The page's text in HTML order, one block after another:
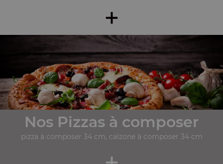
+
Nos Pizzas à composer
pizza à composer 34 cm, calzone à composer 34 cm